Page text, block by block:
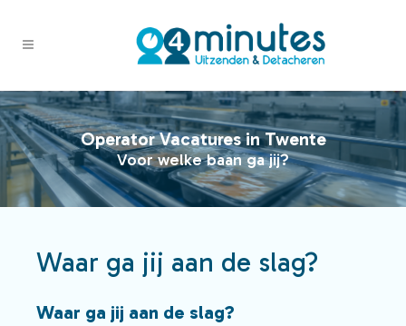
Operator Vacatures in Twente
Voor welke baan ga jij?
Waar ga jij aan de slag?
Waar ga jij aan de slag?